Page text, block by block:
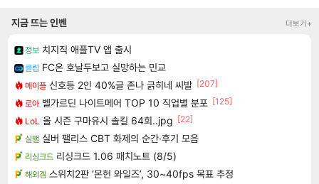
지금 뜨는 인벤 더보기+
정보 치지직 애플TV 앱 출시
클립 FC온 호날두보고 실망하는 민교
메이플 신호등 2인 40%글 존나 긁히네 씨발 [207]
로아 벨가르딘 나이트메어 TOP 10 직업별 분포 [125]
LoL 올 시즌 구마유시 솔킬 64회..jpg [22]
실팰 실버 팰리스 CBT 화제의 순간·후기 모음
리싱크드 리싱크드 1.06 패치노트 (8/5)
해외겜 스위치2판 ‘몬헌 와일즈’, 30~40fps 목표 추정